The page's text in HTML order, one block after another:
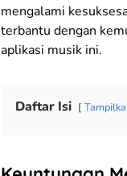
mengalami
terbantu dengan
aplikasi musik ini.
Daftar Isi